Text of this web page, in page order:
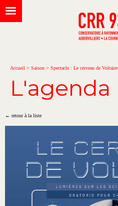
Accueil > Saison > Spectacle : Le cerveau de Voltaire
L'agenda
← retour à la liste